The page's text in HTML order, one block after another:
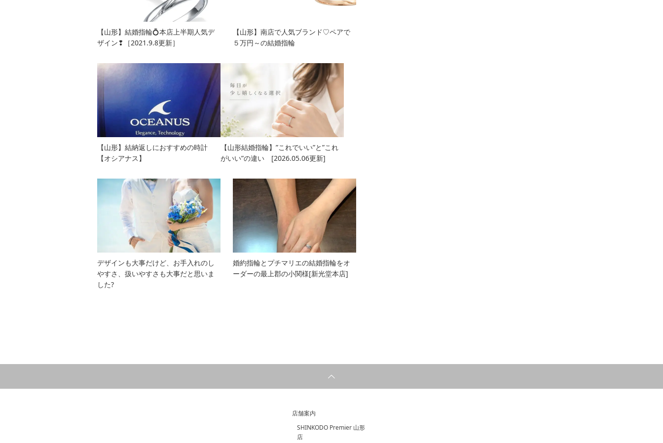
【山形】結婚指輪💍本店上半期人気デ
ザイン❢［2021.9.8更新］
【山形】南店で人気ブランド♡ペアで
５万円～の結婚指輪
【山形】結納返しにおすすめの時計
【オシアナス】
【山形結婚指輪】”これでいい”と”これ
がいい”の違い [2026.05.06更新]
デザインも大事だけど、お手入れのし
やすさ、扱いやすさも大事だと思いま
した?
婚約指輪とプチマリエの結婚指輪をオ
ーダーの最上郡の小関様[新光堂本店]
店舗案内
SHINKODO Premier 山形
店